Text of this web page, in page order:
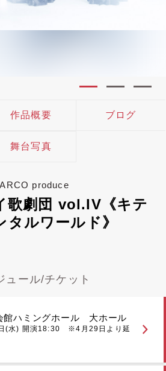
作品概要 ブログ
舞台写真
produce
歌劇団 vol.IV《キテ
タルワールド》
ュール/チケット
館ハミングホール 大ホール
(水) 開演18:30 ※4月29日より延